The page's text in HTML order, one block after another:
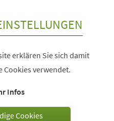
erklären Sie sich damit
Cookies verwendet.
Infos
Cookies